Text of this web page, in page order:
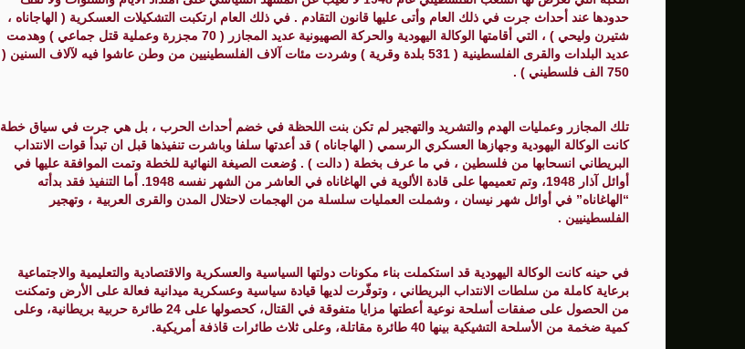
نساء غزة بين ثقل الواقع وضرورة التعافي
حدودها عند أحداث جرت في ذلك العام وأتى عليها قانون التقادم . في ذلك العام ارتكبت التشكيلات العسكرية ( الهاجاناه ،
شتيرن وليحي ) ، التي أقامتها الوكالة اليهودية والحركة الصهيونية عديد المجازر ( 70 مجزرة وعملية قتل جماعي ) وهدمت
عديد البلدات والقرى الفلسطينية ( 531 بلدة وقرية ) وشردت مئات آلاف الفلسطينيين من وطن عاشوا فيه لآلاف السنين (
750 الف فلسطيني ) .
تلك المجازر وعمليات الهدم والتشريد والتهجير لم تكن بنت اللحظة في خضم أحداث الحرب ، بل هي جرت في سياق خطة
كانت الوكالة اليهودية وجهازها العسكري الرسمي ( الهاجاناه ) قد أعدتها سلفا وباشرت تنفيذها قبل ان تبدأ قوات الانتداب
البريطاني انسحابها من فلسطين ، في ما عرف بخطة ( دالت ) . وُضعت الصيغة النهائية للخطة وتمت الموافقة عليها في
أوائل آذار 1948، وتم تعميمها على قادة الألوية في الهاغاناه في العاشر من الشهر نفسه 1948. أما التنفيذ فقد بدأته
“الهاغاناه” في أوائل شهر نيسان ، وشملت العمليات سلسلة من الهجمات لاحتلال المدن والقرى العربية ، وتهجير
الفلسطينيين .
في حينه كانت الوكالة اليهودية قد استكملت بناء مكونات دولتها السياسية والعسكرية والاقتصادية والتعليمية والاجتماعية
برعاية كاملة من سلطات الانتداب البريطاني ، وتوفّرت لديها قيادة سياسية وعسكرية ميدانية فعالة على الأرض وتمكنت
من الحصول على صفقات أسلحة نوعية أعطتها مزايا متفوقة في القتال، كحصولها على 24 طائرة حربية بريطانية، وعلى
كمية ضخمة من الأسلحة التشيكية بينها 40 طائرة مقاتلة، وعلى ثلاث طائرات قاذفة أمريكية.